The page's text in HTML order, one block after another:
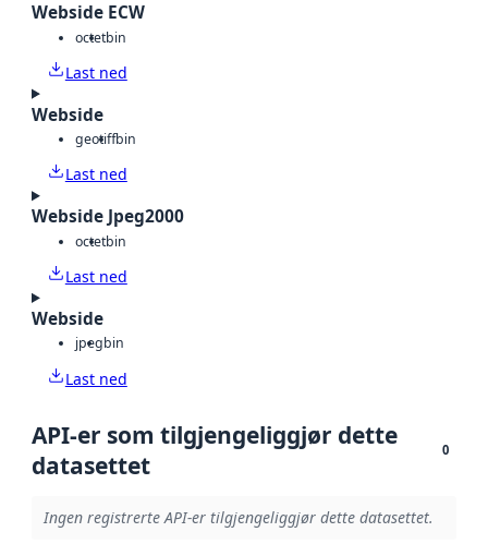
Webside ECW
octetbin
Last ned
Webside
geotiffbin
Last ned
Webside Jpeg2000
octetbin
Last ned
Webside
jpegbin
Last ned
API-er som tilgjengeliggjør dette
datasettet
0
Ingen registrerte API-er tilgjengeliggjør dette datasettet.